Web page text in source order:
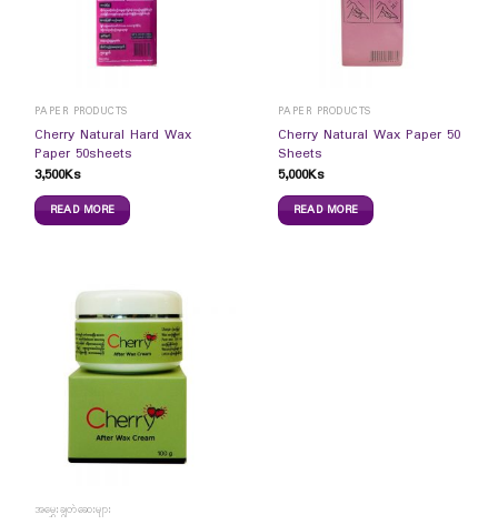
PAPER PRODUCTS
Cherry Natural Hard Wax
Paper 50sheets
3,500Ks
READ MORE
PAPER PRODUCTS
Cherry Natural Wax Paper 50
Sheets
5,000Ks
READ MORE
အမွှေးချွတ်ဆေးများ